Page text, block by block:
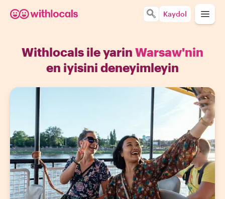
Kaydol
Withlocals ile yarin Warsaw'nin
en iyisini deneyimleyin